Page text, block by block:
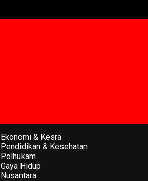
Ekonomi & Kesra
Pendidikan & Kesehatan
Polhukam
Gaya Hidup
Nusantara